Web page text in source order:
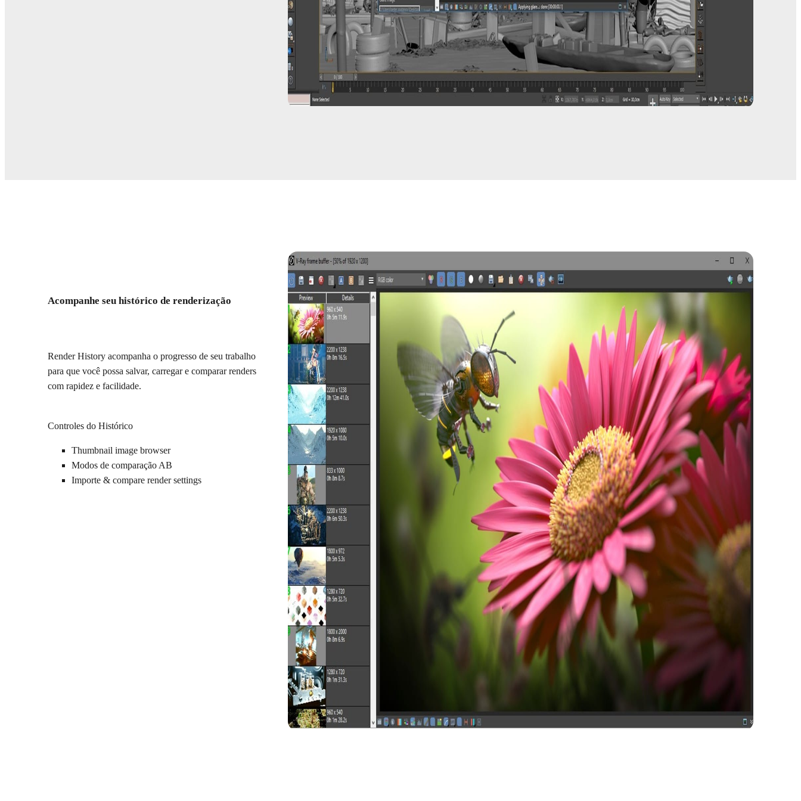
Acompanhe seu histórico de renderização
Render History acompanha o progresso de seu trabalho
para que você possa salvar, carregar e comparar renders
com rapidez e facilidade.
Controles do Histórico
Thumbnail image browser
Modos de comparação AB
Importe & compare render settings